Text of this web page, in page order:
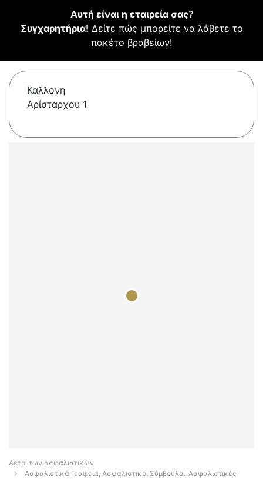
Αυτή είναι η εταιρεία σας?
Συγχαρητήρια! Δείτε πώς μπορείτε να λάβετε το
πακέτο βραβείων!
Καλλονη
Αρίσταρχου 1
Αετοί των ασφαλιστικών
Ασφαλιστικά Γραφεία, Ασφαλιστικοί Σύμβουλοι, Ασφαλιστικές